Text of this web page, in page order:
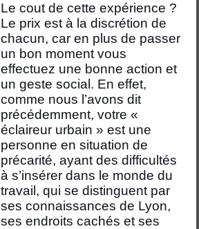
Le cout de cette expérience ?
Le prix est à la discrétion de
chacun, car en plus de passer
un bon moment vous
effectuez une bonne action et
un geste social. En effet,
comme nous l’avons dit
précédemment, votre «
éclaireur urbain » est une
personne en situation de
précarité, ayant des difficultés
à s’insérer dans le monde du
travail, qui se distinguent par
ses connaissances de Lyon,
ses endroits cachés et ses